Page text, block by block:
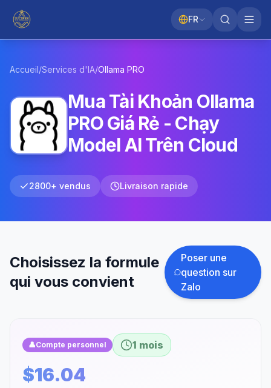
FR
Accueil/Services d'IA/Ollama PRO
Mua Tài Khoản Ollama
PRO Giá Rẻ - Chạy
Model AI Trên Cloud
2800+ vendus Livraison rapide
Choisissez la formule
qui vous convient
Poser une
question sur
Zalo
👤Compte personnel 1 mois
$16.04